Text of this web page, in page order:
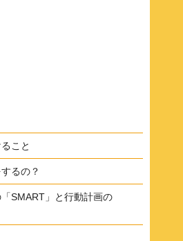
こと
るの？
SMART」と行動計画の